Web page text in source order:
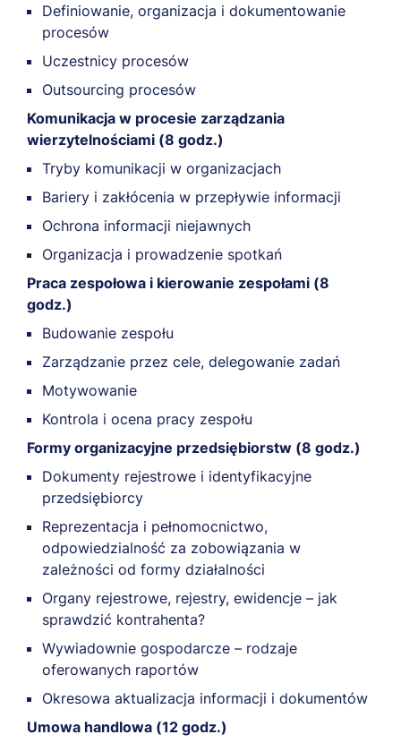
Definiowanie, organizacja i dokumentowanie
procesów
Uczestnicy procesów
Outsourcing procesów
Komunikacja w procesie zarządzania
wierzytelnościami (8 godz.)
Tryby komunikacji w organizacjach
Bariery i zakłócenia w przepływie informacji
Ochrona informacji niejawnych
Organizacja i prowadzenie spotkań
Praca zespołowa i kierowanie zespołami (8
godz.)
Budowanie zespołu
Zarządzanie przez cele, delegowanie zadań
Motywowanie
Kontrola i ocena pracy zespołu
Formy organizacyjne przedsiębiorstw (8 godz.)
Dokumenty rejestrowe i identyfikacyjne
przedsiębiorcy
Reprezentacja i pełnomocnictwo,
odpowiedzialność za zobowiązania w
zależności od formy działalności
Organy rejestrowe, rejestry, ewidencje – jak
sprawdzić kontrahenta?
Wywiadownie gospodarcze – rodzaje
oferowanych raportów
Okresowa aktualizacja informacji i dokumentów
Umowa handlowa (12 godz.)